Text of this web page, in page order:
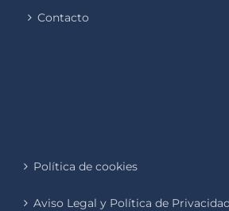
Contacto
Política de cookies
Aviso Legal y Política de Privacidad